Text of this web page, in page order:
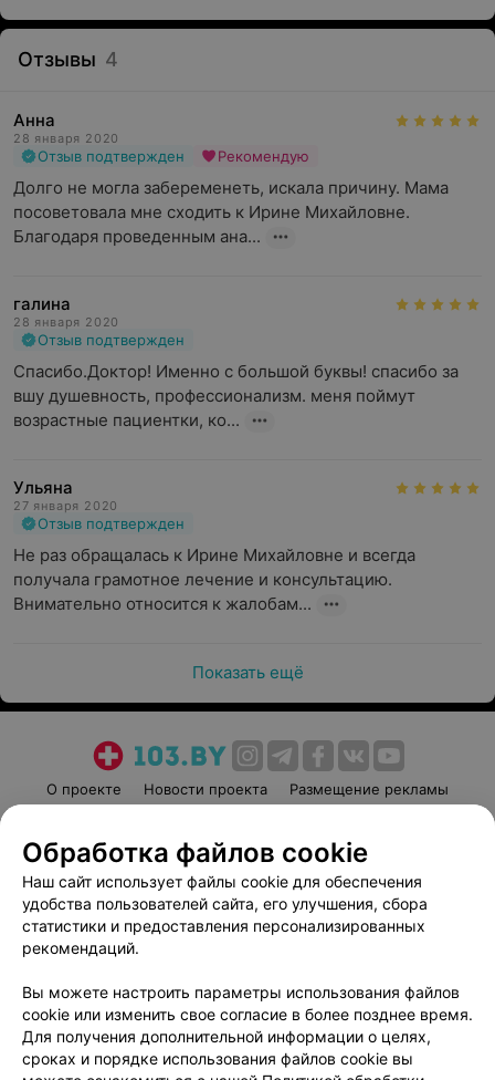
Отзывы 4
Анна
28 января 2020
Отзыв подтвержден Рекомендую
Долго не могла забеременеть, искала причину. Мама
посоветовала мне сходить к Ирине Михайловне.
Благодаря проведенным ана...
галина
28 января 2020
Отзыв подтвержден
Спасибо.Доктор! Именно с большой буквы! спасибо за
вшу душевность, профессионализм. меня поймут
возрастные пациентки, ко...
Ульяна
27 января 2020
Отзыв подтвержден
Не раз обращалась к Ирине Михайловне и всегда
получала грамотное лечение и консультацию.
Внимательно относится к жалобам...
Показать ещё
О проекте Новости проекта
Размещение рекламы
Пользовательское соглашение
Способы оплаты
Вакансии
Партнеры
Написать руководителю 103.by
Обработка персональных данных
Обработка файлов cookie
Наш сайт использует файлы cookie для обеспечения
удобства пользователей сайта, его улучшения, сбора
статистики и предоставления персонализированных
рекомендаций.
Вы можете настроить параметры использования файлов
cookie или изменить свое согласие в более позднее время.
Для получения дополнительной информации о целях,
сроках и порядке использования файлов cookie вы